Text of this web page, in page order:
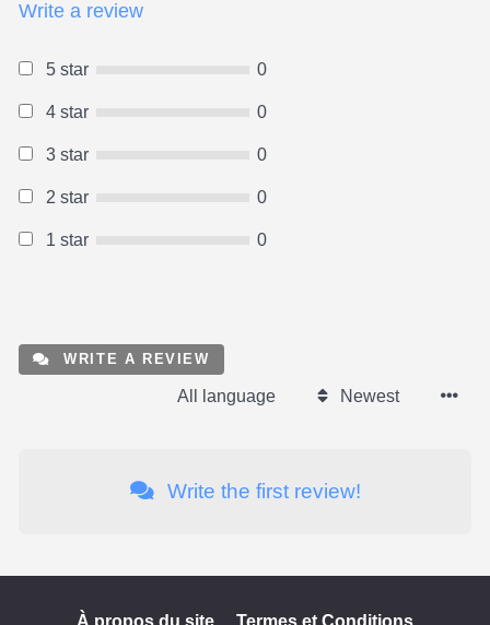
Write a review
5 star 0
4 star 0
3 star 0
2 star 0
1 star 0
WRITE A REVIEW
All language Newest
Write the first review!
À propos du site Termes et Conditions